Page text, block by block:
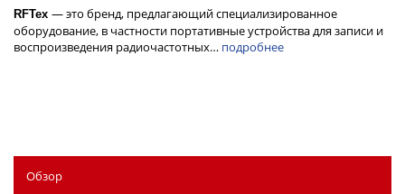
RFТех — это бренд, предлагающий специализированное
оборудование, в частности портативные устройства для записи и
воспроизведения радиочастотных… подробнее
Обзор